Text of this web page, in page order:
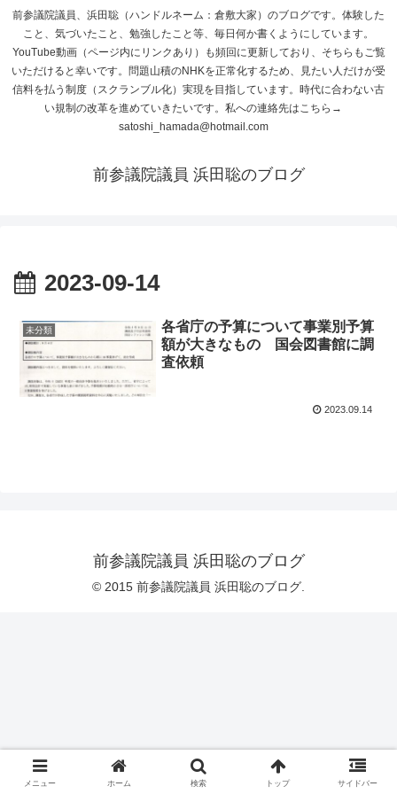
前参議院議員、浜田聡（ハンドルネーム：倉敷大家）のブログです。体験した
こと、気づいたこと、勉強したこと等、毎日何か書くようにしています。
YouTube動画（ページ内にリンクあり）も頻回に更新しており、そちらもご覧
いただけると幸いです。問題山積のNHKを正常化するため、見たい人だけが受
信料を払う制度（スクランブル化）実現を目指しています。時代に合わない古
い規制の改革を進めていきたいです。私への連絡先はこちら→
satoshi_hamada@hotmail.com
前参議院議員 浜田聡のブログ
2023-09-14
未分類
各省庁の予算について事業別予算
額が大きなもの 国会図書館に調
査依頼
2023.09.14
前参議院議員 浜田聡のブログ
© 2015 前参議院議員 浜田聡のブログ.
メニュー ホーム 検索 トップ サイドバー